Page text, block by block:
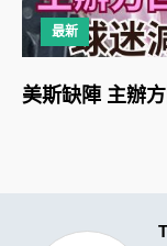
最新
美斯缺陣 主辦